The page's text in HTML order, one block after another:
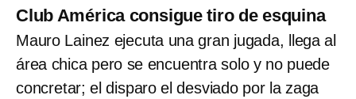
Club América consigue tiro de esquina
Mauro Lainez ejecuta una gran jugada, llega al
área chica pero se encuentra solo y no puede
concretar; el disparo el desviado por la zaga